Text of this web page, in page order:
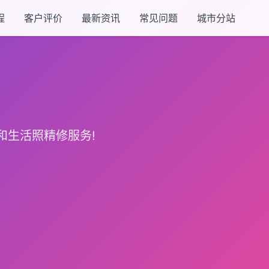
客户评价 最新资讯 常见问题 城市分站
生活照精修服务!